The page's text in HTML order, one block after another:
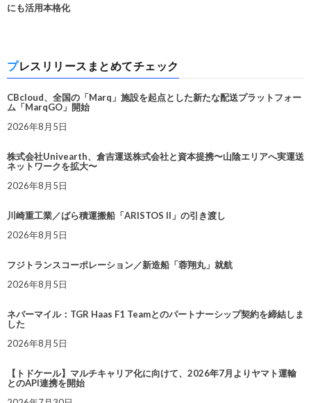
にも活用本格化
プレスリリースまとめてチェック
CBcloud、全国の「Marq」施設を起点とした新たな配送プラットフォー
ム「MarqGO」開始
2026年8月5日
株式会社Univearth、倉吉運送株式会社と資本提携〜山陰エリアへ実運送
ネットワークを拡大〜
2026年8月5日
川崎重工業／ばら積運搬船「ARISTOS II」の引き渡し
2026年8月5日
フジトランスコーポレーション／新造船「蓉翔丸」就航
2026年8月5日
ネバーマイル：TGR Haas F1 Teamとのパートナーシップ契約を締結しま
した
2026年8月5日
【トドケール】マルチキャリア化に向けて、2026年7月よりヤマト運輸
とのAPI連携を開始